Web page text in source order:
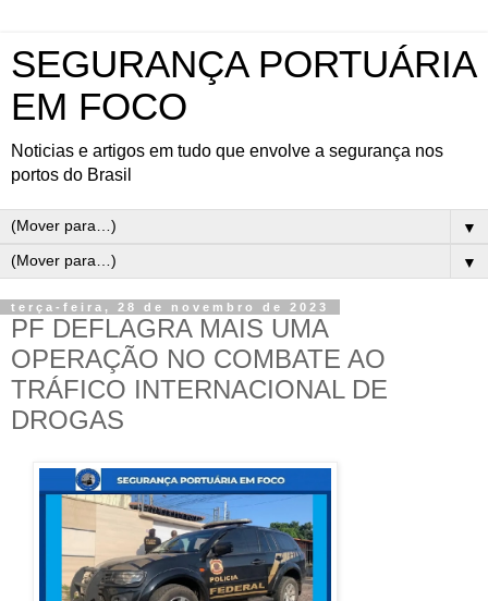
SEGURANÇA PORTUÁRIA
EM FOCO
Noticias e artigos em tudo que envolve a segurança nos
portos do Brasil
▼
▼
terça-feira, 28 de novembro de 2023
PF DEFLAGRA MAIS UMA
OPERAÇÃO NO COMBATE AO
TRÁFICO INTERNACIONAL DE
DROGAS